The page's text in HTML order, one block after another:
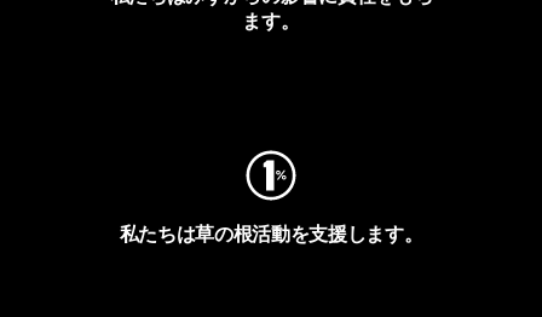
ます。
私たちは草の根活動を支援します。